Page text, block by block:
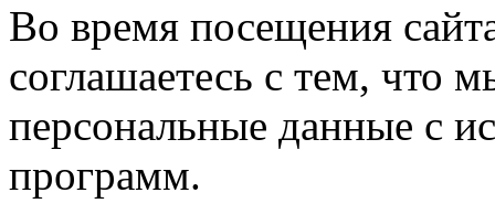
Во время посещения
соглашаетесь с тем, что
персональные данные с
программ.